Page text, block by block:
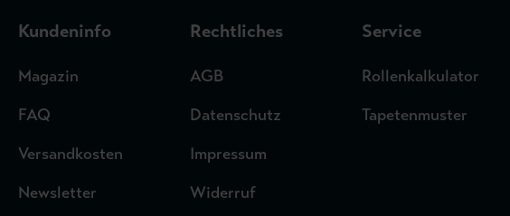
Kundeninfo
Magazin
FAQ
Versandkosten
Newsletter
Rechtliches
AGB
Datenschutz
Impressum
Widerruf
Service
Rollenkalkulator
Tapetenmuster